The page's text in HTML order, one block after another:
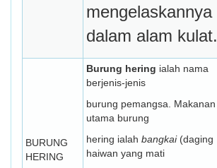
mengelaskannya
dalam alam kulat.
BURUNG
HERING
Burung hering ialah nama
berjenis-jenis
burung pemangsa. Makanan
utama burung
hering ialah bangkai (daging
haiwan yang mati